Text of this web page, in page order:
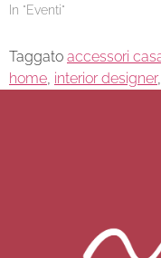
In "Eventi"
Taggato accessori
home interior designer,